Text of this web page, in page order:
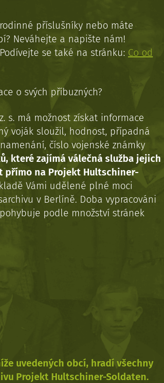
příslušníky nebo máte
Neváhejte a napište nám!
se také na stránku: Co od
o svých příbuzných?
s. má možnost získat informace
voják sloužil, hodnost, případná
číslo vojenské známky
které zajímá válečná služba jejich
přímo na Projekt Hultschiner-
Vámi udělené plné moci
v Berlíně. Doba vypracováni
podle množství stránek
uvedených obcí, hradí všechny
Projekt Hultschiner-Soldaten.